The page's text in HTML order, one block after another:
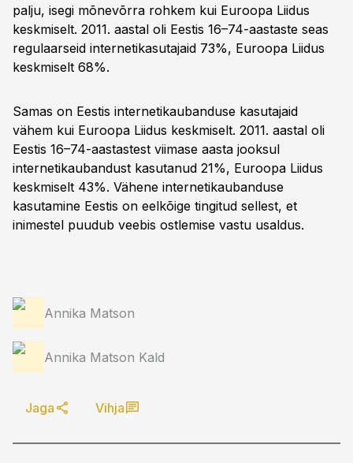
palju, isegi mõnevõrra rohkem kui Euroopa Liidus
keskmiselt. 2011. aastal oli Eestis 16–74-aastaste seas
regulaarseid internetikasutajaid 73%, Euroopa Liidus
keskmiselt 68%.
Samas on Eestis internetikaubanduse kasutajaid
vähem kui Euroopa Liidus keskmiselt. 2011. aastal oli
Eestis 16–74-aastastest viimase aasta jooksul
internetikaubandust kasutanud 21%, Euroopa Liidus
keskmiselt 43%. Vähene internetikaubanduse
kasutamine Eestis on eelkõige tingitud sellest, et
inimestel puudub veebis ostlemise vastu usaldus.
Annika Matson
Annika Matson Kald
Jaga Vihja